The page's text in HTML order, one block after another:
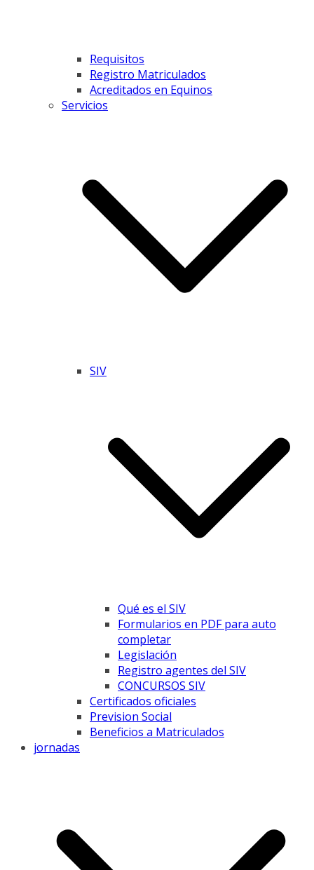
Requisitos
Registro Matriculados
Acreditados en Equinos
Servicios
SIV
Qué es el SIV
Formularios en PDF para auto
completar
Legislación
Registro agentes del SIV
CONCURSOS SIV
Certificados oficiales
Prevision Social
Beneficios a Matriculados
jornadas